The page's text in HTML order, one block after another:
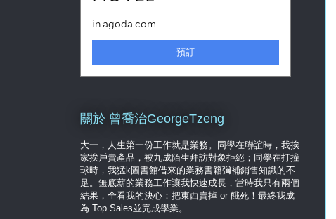
關於 曾喬治GeorgeTzeng
大一，人生第一份工作就是業務。同學在聯誼時，我挨
家挨戶賣產品，被九成陌生拜訪對象拒絕；同學在打撞
球時，我猛k圖書館借來的業務書籍彌補銷售知識的不
足。無底薪的業務工作讓我快速成長，當時我只有兩個
結果，全看我的決心：把東西賣掉 or 餓死！最終我成
為 Top Sales並完成學業。